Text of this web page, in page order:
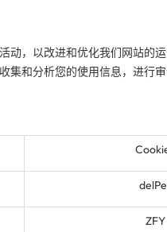
动，以改进和优化我们网站的
集和分析您的使用信息，进行
ZFY